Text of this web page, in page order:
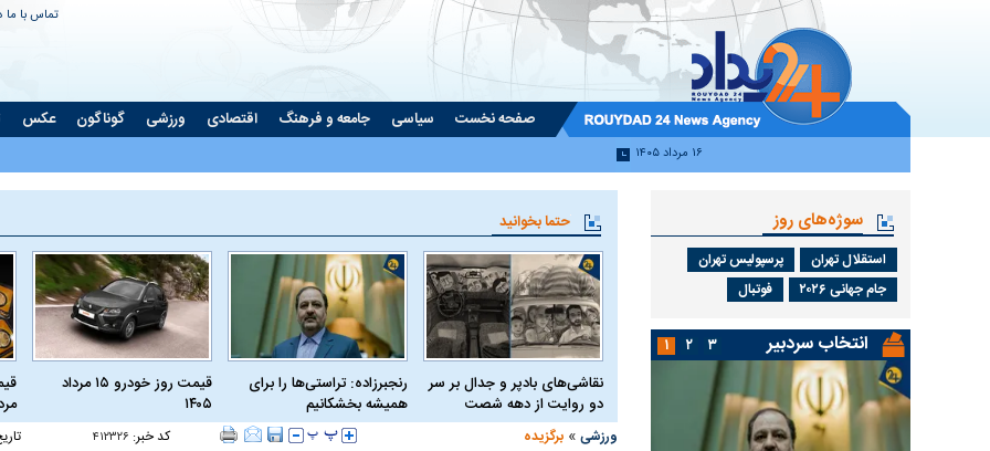
تماس با ما
صفحه نخست سیاسی جامعه و فرهنگ اقتصادی ورزشی گوناگون عکس
۱۶ مرداد ۱۴۰۵
حتما بخوانید
نقاشی‌های بادپر و جدال بر سر
دو روایت از دهه شصت
رنجبرزاده: تراستی‌ها را برای
همیشه بخشکانیم
قیمت روز خودرو ۱۵ مرداد
۱۴۰۵
ورزشی » برگزیده کد خبر: ۴۱۲۳۲۶
سوژه‌های روز
استقلال تهران
پرسپولیس تهران
جام جهانی ۲۰۲۶
فوتبال
انتخاب سردبیر ۱ ۲ ۳